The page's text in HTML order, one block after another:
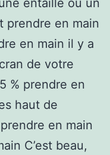
prendre en main
en main il y a
de votre
% prendre en
haut de
en main
C’est beau,